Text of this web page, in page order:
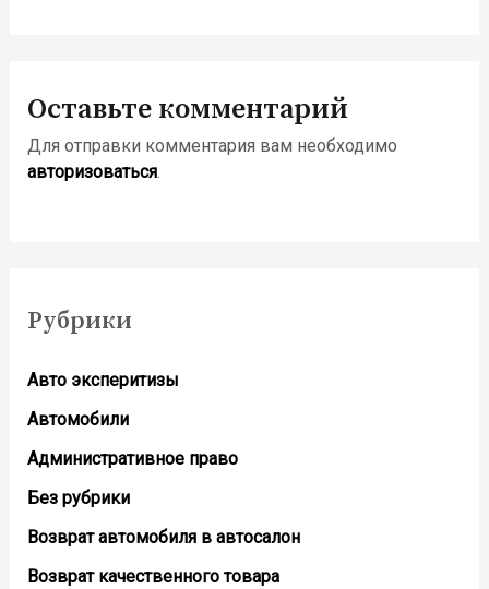
Оставьте комментарий
Для отправки комментария вам необходимо
авторизоваться.
Рубрики
Авто эксперитизы
Автомобили
Административное право
Без рубрики
Возврат автомобиля в автосалон
Возврат кaчественного товара